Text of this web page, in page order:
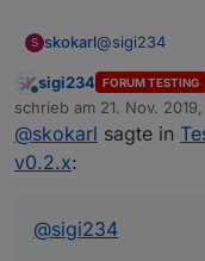
S skokarl@sigi234
ssigi, an
Achse die
wie bei mir
Online
sigi234 FORUM TESTING
schrieb am 21. Nov.
zuletzt editiert von sigi234
@skokarl sagte in
v0.2.x:
@sigi234